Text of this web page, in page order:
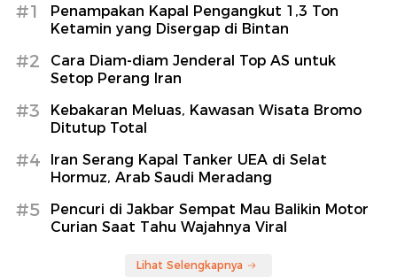
#1
Penampakan Kapal Pengangkut 1,3 Ton
Ketamin yang Disergap di Bintan
#2
Cara Diam-diam Jenderal Top AS untuk
Setop Perang Iran
#3
Kebakaran Meluas, Kawasan Wisata Bromo
Ditutup Total
#4
Iran Serang Kapal Tanker UEA di Selat
Hormuz, Arab Saudi Meradang
#5
Pencuri di Jakbar Sempat Mau Balikin Motor
Curian Saat Tahu Wajahnya Viral
Lihat Selengkapnya